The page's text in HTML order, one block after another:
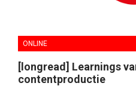
ONLINE
[longread] Learnings
contentproductie